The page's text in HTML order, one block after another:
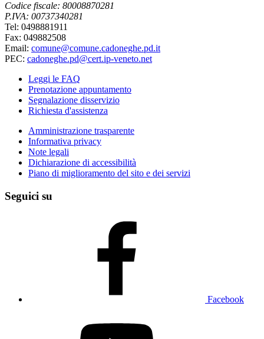
Codice fiscale: 80008870281
P.IVA: 00737340281
Tel: 0498881911
Fax: 049882508
Email: comune@comune.cadoneghe.pd.it
PEC: cadoneghe.pd@cert.ip-veneto.net
Leggi le FAQ
Prenotazione appuntamento
Segnalazione disservizio
Richiesta d'assistenza
Amministrazione trasparente
Informativa privacy
Note legali
Dichiarazione di accessibilità
Piano di miglioramento del sito e dei servizi
Seguici su
Facebook